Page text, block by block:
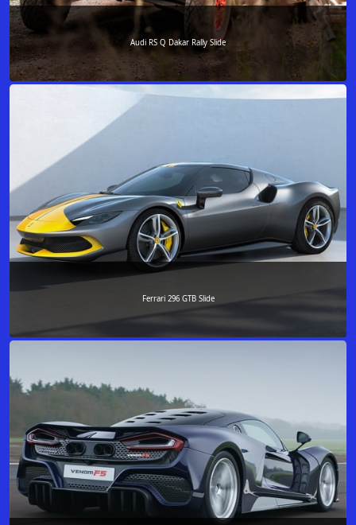
Audi RS Q Dakar Rally Slide
Ferrari 296 GTB Slide